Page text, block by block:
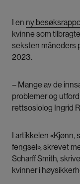
I en ny
kvinne som
seksten måneders
2023.
– Mange av de
problemer og
rettsosiolog Ingrid
I artikkelen «Kjønn,
fengsel», skrevet
Scharff Smith,
kvinner i